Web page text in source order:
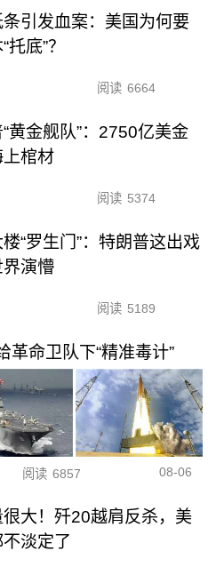
引发血案：美国为何要
托底”？
阅读 6664
黄金舰队”：2750亿美金
棺材
阅读 5374
“罗生门”：特朗普这出戏
演懵
阅读 5189
革命卫队下“精准毒计”
阅读 6857 08-06
大！歼20越肩反杀，美
淡定了